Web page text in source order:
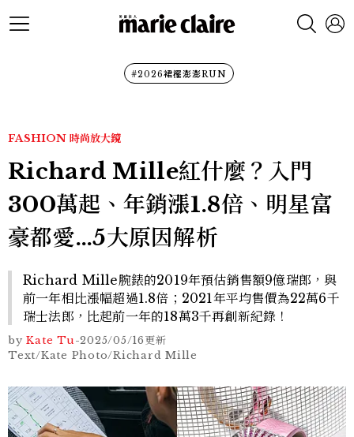
#2026裙襬澎澎RUN
FASHION 時尚放大鏡
Richard Mille紅什麼？入門
300萬起、年銷漲1.8倍、明星富
豪都愛…5大原因解析
Richard Mille腕錶的2019年預估銷售額9億瑞郎，與
前一年相比漲幅超過1.8倍；2021年平均售價為22萬6千
瑞士法郎，比起前一年的18萬3千再創新紀錄！
by Kate Tu-2025/05/16更新
Text/Kate Photo/Richard Mille